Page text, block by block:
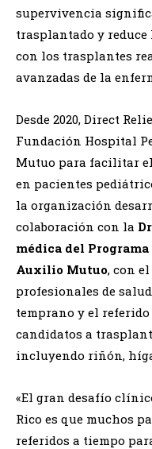
supervivencia
trasplantado y
con los trasplantes
avanzadas de la
Desde 2020, Direct
Fundación Hospital
Mutuo para facilitar
en pacientes
la organización
colaboración con la
médica del
Auxilio Mutuo, con
profesionales de
temprano y el
candidatos a
incluyendo riñón,
«El gran desafío
Rico es que muchos
referidos a tiempo